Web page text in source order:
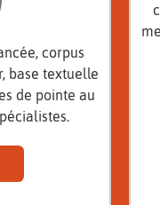
corpus
base textuelle
de pointe au